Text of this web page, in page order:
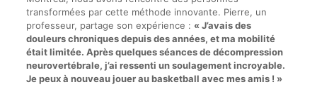
transformées par cette méthode innovante. Pierre, un
professeur, partage son expérience : « J’avais des
douleurs chroniques depuis des années, et ma mobilité
était limitée. Après quelques séances de décompression
neurovertébrale, j’ai ressenti un soulagement incroyable.
Je peux à nouveau jouer au basketball avec mes amis ! »